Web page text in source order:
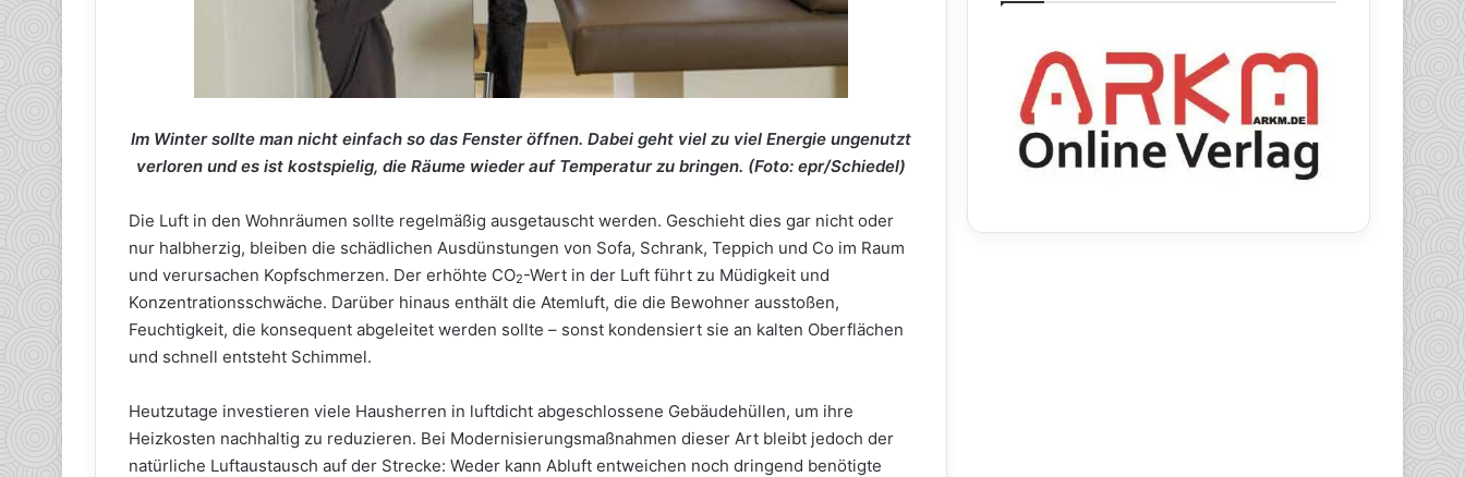
Im Winter sollte man nicht einfach so das Fenster öffnen. Dabei geht viel zu viel Energie ungenutzt
verloren und es ist kostspielig, die Räume wieder auf Temperatur zu bringen. (Foto: epr/Schiedel)
Die Luft in den Wohnräumen sollte regelmäßig ausgetauscht werden. Geschieht dies gar nicht oder
nur halbherzig, bleiben die schädlichen Ausdünstungen von Sofa, Schrank, Teppich und Co im Raum
und verursachen Kopfschmerzen. Der erhöhte CO2-Wert in der Luft führt zu Müdigkeit und
Konzentrationsschwäche. Darüber hinaus enthält die Atemluft, die die Bewohner ausstoßen,
Feuchtigkeit, die konsequent abgeleitet werden sollte – sonst kondensiert sie an kalten Oberflächen
und schnell entsteht Schimmel.
Heutzutage investieren viele Hausherren in luftdicht abgeschlossene Gebäudehüllen, um ihre
Heizkosten nachhaltig zu reduzieren. Bei Modernisierungsmaßnahmen dieser Art bleibt jedoch der
natürliche Luftaustausch auf der Strecke: Weder kann Abluft entweichen noch dringend benötigte